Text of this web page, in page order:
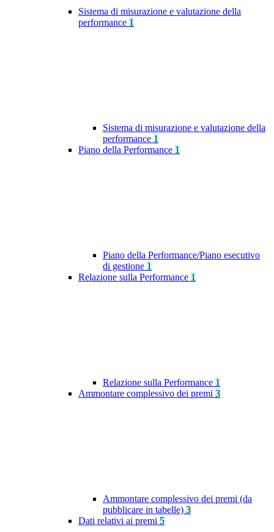
Sistema di misurazione e valutazione della
performance 1
Sistema di misurazione e valutazione della
performance 1
Piano della Performance 1
Piano della Performance/Piano esecutivo
di gestione 1
Relazione sulla Performance 1
Relazione sulla Performance 1
Ammontare complessivo dei premi 3
Ammontare complessivo dei premi (da
pubblicare in tabelle) 3
Dati relativi ai premi 5